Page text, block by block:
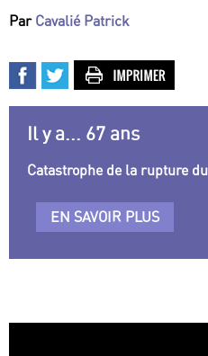
Par Cavalié Patrick
Il y a... 67 ans
Catastrophe de la rupture
EN SAVOIR PLUS